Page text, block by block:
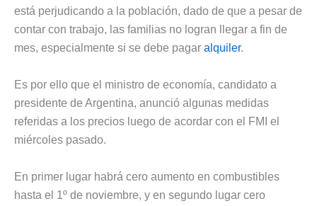
está perjudicando a la población, dado de que a pesar de
contar con trabajo, las familias no logran llegar a fin de
mes, especialmente si se debe pagar alquiler.
Es por ello que el ministro de economía, candidato a
presidente de Argentina, anunció algunas medidas
referidas a los precios luego de acordar con el FMI el
miércoles pasado.
En primer lugar habrá cero aumento en combustibles
hasta el 1º de noviembre, y en segundo lugar cero